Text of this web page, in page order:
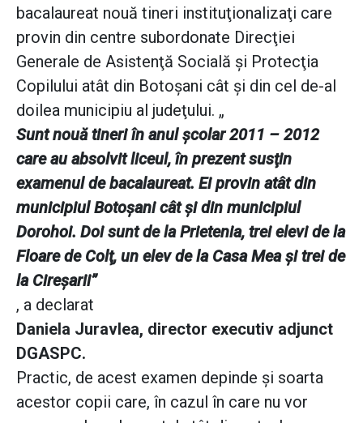
bacalaureat nouă tineri instituţionalizaţi care
provin din centre subordonate Direcţiei
Generale de Asistenţă Socială şi Protecţia
Copilului atât din Botoşani cât şi din cel de-al
doilea municipiu al judeţului. „
Sunt nouă tineri în anul şcolar 2011 – 2012
care au absolvit liceul, în prezent susţin
examenul de bacalaureat. Ei provin atât din
municipiul Botoşani cât şi din municipiul
Dorohoi. Doi sunt de la Prietenia, trei elevi de la
Floare de Colţ, un elev de la Casa Mea şi trei de
la Cireşarii”
, a declarat
Daniela Juravlea, director executiv adjunct
DGASPC.
Practic, de acest examen depinde şi soarta
acestor copii care, în cazul în care nu vor